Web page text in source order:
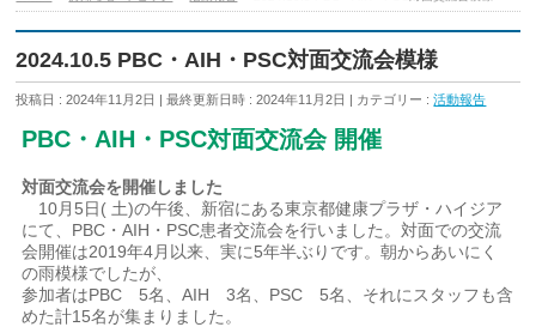
2024.10.5 PBC・AIH・PSC対面交流会模様
投稿日 : 2024年11月2日 最終更新日時 : 2024年11月2日 カテゴリー :活動報告
PBC・AIH・PSC対面交流会 開催
対面交流会を開催しました
10月5日( 土)の午後、新宿にある東京都健康プラザ・ハイジア
にて、PBC・AIH・PSC患者交流会を行いました。対面での交流
会開催は2019年4月以来、実に5年半ぶりです。朝からあいにく
の雨模様でしたが、
参加者はPBC 5名、AIH 3名、PSC 5名、それにスタッフも含
めた計15名が集まりました。